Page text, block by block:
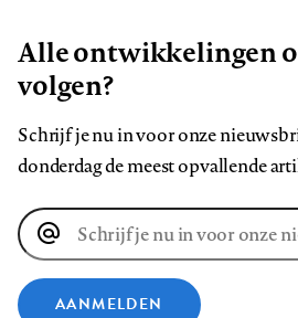
Alle ontwikkelingen
volgen?
Schrijf je nu in voor onze
donderdag de meest opvallende
E-
mailadres
AANMELDEN